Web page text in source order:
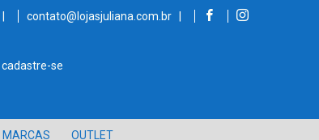
contato@lojasjuliana.com.br |
cadastre-se
MARCAS OUTLET